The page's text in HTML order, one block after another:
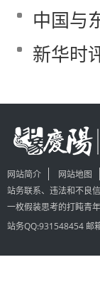
中国与
新华时
网站简介 网站地图
站务联系、违法和不良
一枚假装思考的打盹青
站务QQ:931548454 邮